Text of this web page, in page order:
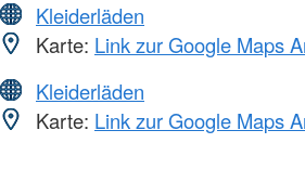
Kleiderläden
Karte: Link zur Google Maps
Kleiderläden
Karte: Link zur Google Maps